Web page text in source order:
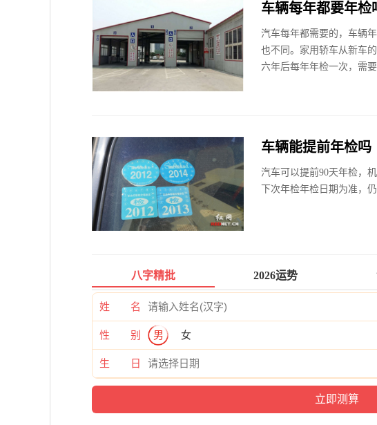
车辆每年都要年检
汽车每年都需要的，车辆
也不同。家用轿车从新车
六年后每年年检一次，需
车辆能提前年检吗
汽车可以提前90天年检，
下次年检年检日期为准，
八字精批 2026运势
姓 名
性 别 男 女
生 日